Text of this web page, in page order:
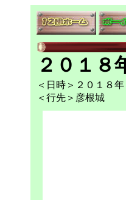
２０１８
＜日時＞２０１８
＜行先＞彦根城